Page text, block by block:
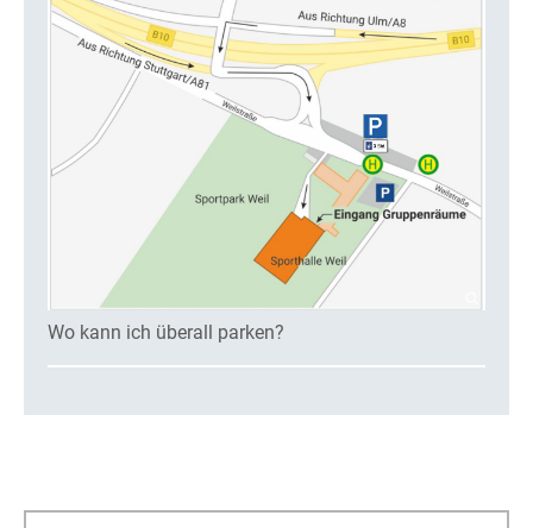
Wo kann ich überall parken?